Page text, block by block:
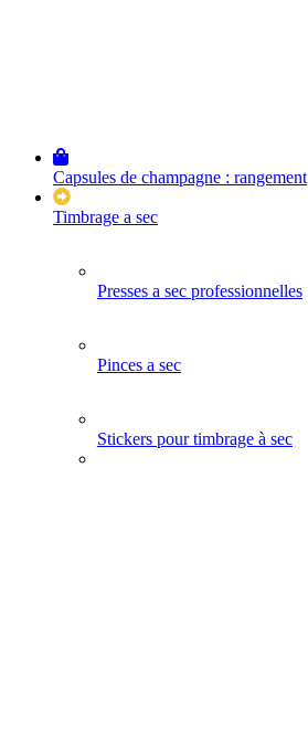
Capsules de champagne : rangement
Timbrage a sec
Presses a sec professionnelles
Pinces a sec
Stickers pour timbrage à sec